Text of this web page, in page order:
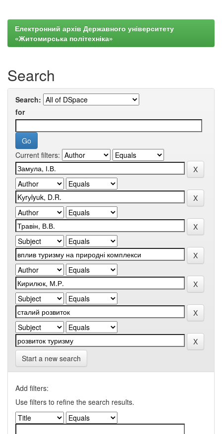
Електронний архів Державного університету
«Житомирська політехніка»
Search
Search:
for
Current filters:
Start a new search
Add filters:
Use filters to refine the search results.